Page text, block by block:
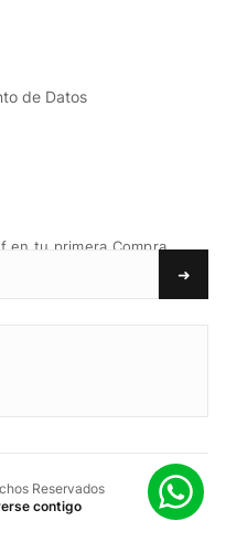
de Datos
en tu primera Compra.
➜
Reservados
contigo